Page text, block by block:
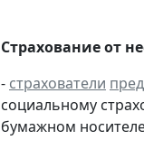
Страхование от
- страхователи
социальному
бумажном